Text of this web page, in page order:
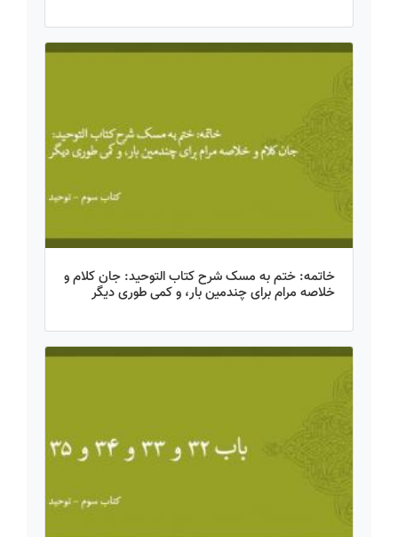
خاتمه: ختم به مسک شرح کتاب التوحید: جان کلام و
خلاصه مرام برای چندمین بار، و کمی طوری دیگر